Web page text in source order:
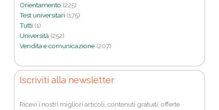
Orientamento (225)
Test universitari (175)
Tutti (1)
Università (252)
Vendita e comunicazione (207)
Iscriviti alla newsletter
Ricevi i nostri migliori articoli, contenuti gratuiti, offerte